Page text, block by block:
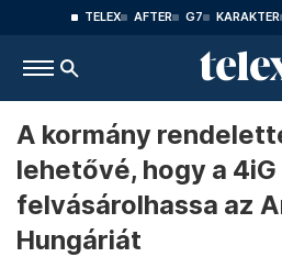
TELEX AFTER G7 KARAKTER
A kormány
lehetővé, hogy a
felvásárolhassa az
Hungáriát